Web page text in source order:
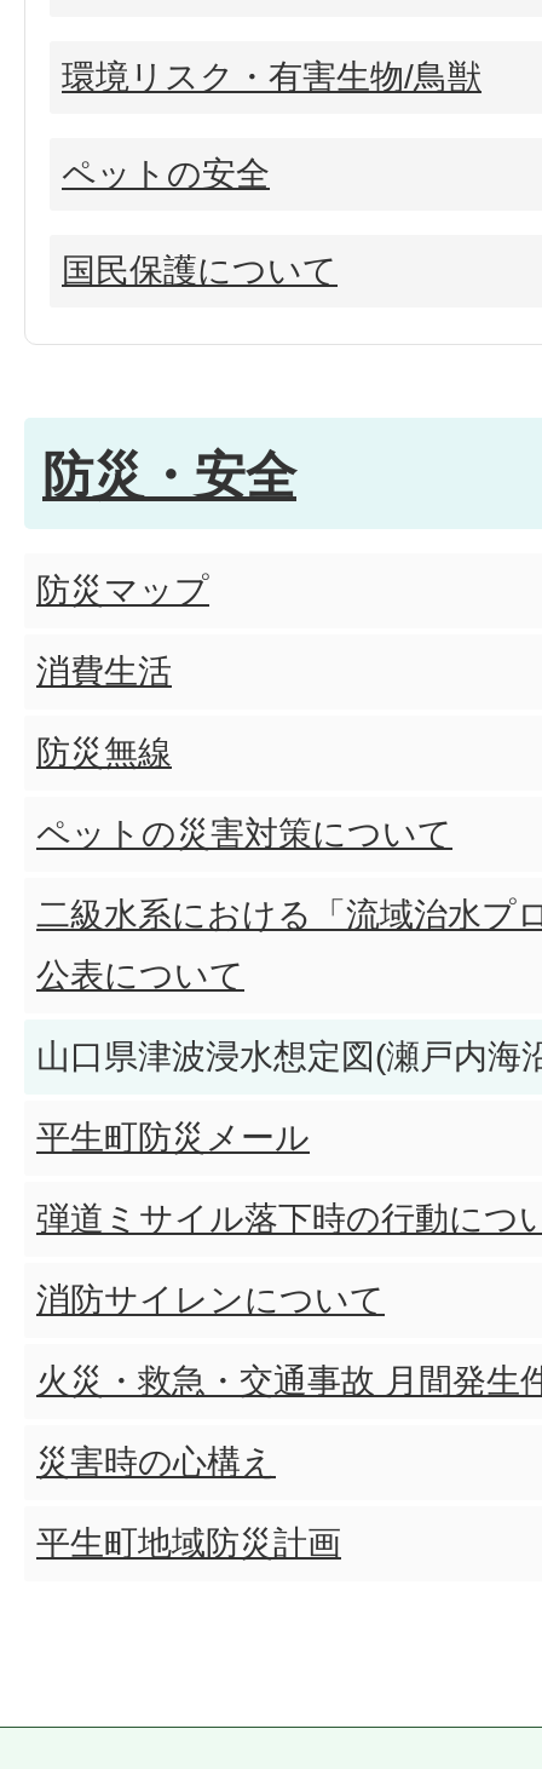
環境リスク・有害生物/鳥獣
ペットの安全
国民保護について
防災・安全
防災マップ
消費生活
防災無線
ペットの災害対策について
二級水系における「流域治水プ
公表について
山口県津波浸水想定図(瀬戸内海
平生町防災メール
弾道ミサイル落下時の行動につ
消防サイレンについて
火災・救急・交通事故 月間発生
災害時の心構え
平生町地域防災計画